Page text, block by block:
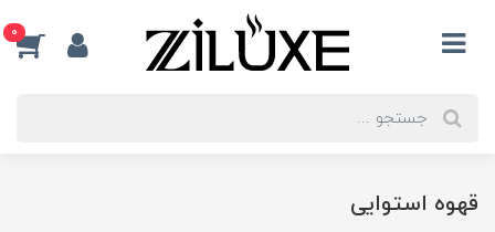
0
قهوه استوایی